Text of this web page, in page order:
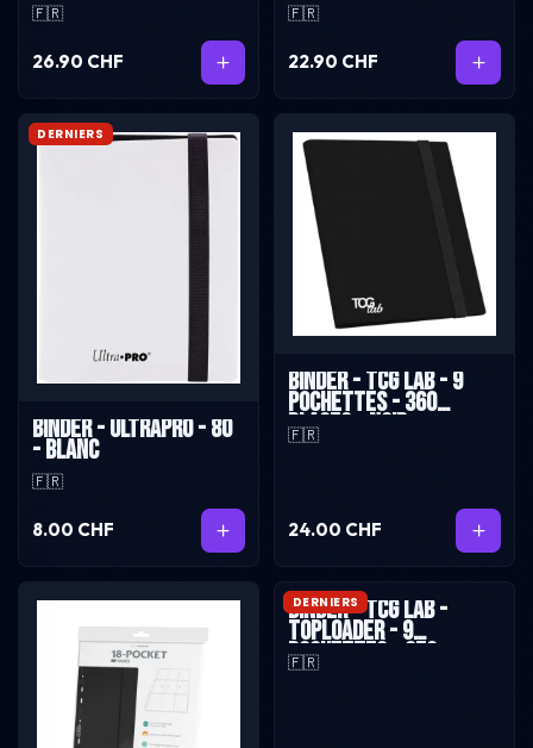
🇫🇷
26.90 CHF
🇫🇷
22.90 CHF
DERNIERS
Binder - UltraPro - 80
- Blanc
🇫🇷
8.00 CHF
Binder - TCG Lab - 9
pochettes - 360
places - Noir
🇫🇷
24.00 CHF
DERNIERS
Binder - TCG Lab -
Toploader - 9
pochettes - 252
places - Bleu
🇫🇷